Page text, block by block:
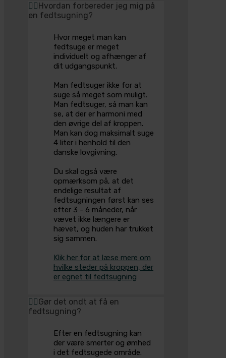
Hvordan forbereder jeg mig på
en fedtsugning?
Hvor meget man kan
fedtsuge er meget
individuelt og afhænger af
dit udgangspunkt.
Man fedtsuger ikke for at
suge så meget som muligt.
Man fedtsuger, så man kan
se, at der er harmoni med
den øvrige del af kroppen.
Man kan dog maksimalt suge
4 liter i henhold til den
danske lovgivning.
Du skal også være
opmærksom på, at det
endelige resultat af
fedtsugningen først kan ses
efter 3 - 6 måneder, når
vævet ikke længere er
hævet, og huden har trukket
sig sammen.
Klik her for at læse mere om
hvilke steder på kroppen, der
er egnet til fedtsugning
Gør det ondt at få en
fedtsugning?
Efter en fedtsugning kan
der være smerter og ømhed
i det fedtsugede område.